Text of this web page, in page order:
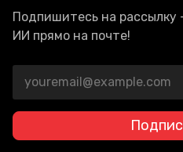
Подпишитесь на рассылку
ИИ прямо на почте!